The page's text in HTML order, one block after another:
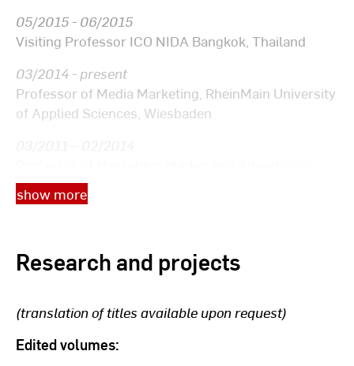
05/2015 - 06/2015
Visiting Professor ICO NIDA Bangkok, Thailand
03/2014 - present
Professor of Media Marketing, RheinMain University
of Applied Sciences, Wiesbaden
Psychology, Riedlingen University; since September
2012 Head of Degree Program Media and
10/2001 – 02/2011
Manager, Marketing and Market research at the
Frankfurt am Main
10/1999 – 09/2001
show more
Research and projects
(translation of titles available upon request)
Edited volumes: